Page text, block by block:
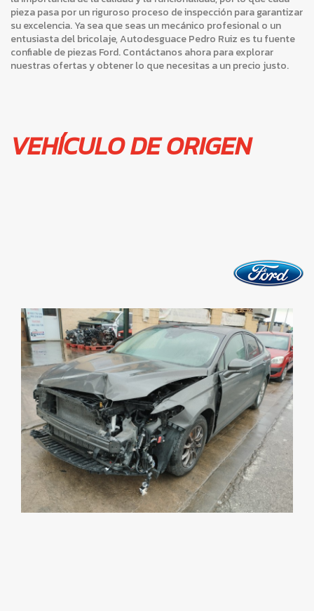
pieza pasa por un riguroso proceso de inspección para garantizar
su excelencia. Ya sea que seas un mecánico profesional o un
entusiasta del bricolaje, Autodesguace Pedro Ruiz es tu fuente
confiable de piezas Ford. Contáctanos ahora para explorar
nuestras ofertas y obtener lo que necesitas a un precio justo.
VEHÍCULO DE ORIGEN